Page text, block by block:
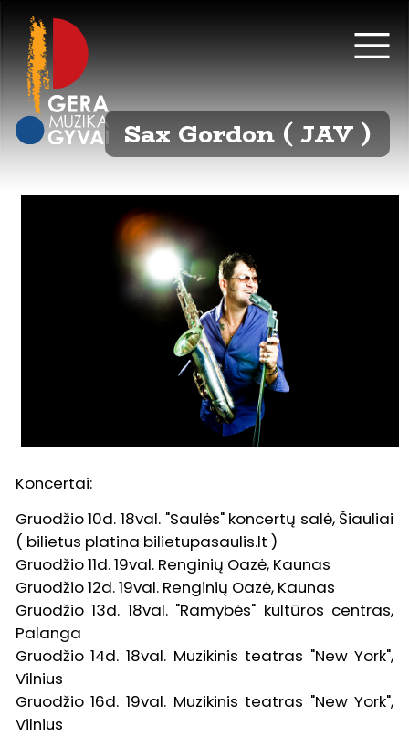
Sax Gordon ( JAV )
Koncertai:
Gruodžio 10d. 18val. "Saulės" koncertų salė, Šiauliai
( bilietus platina bilietupasaulis.lt )
Gruodžio 11d. 19val. Renginių Oazė, Kaunas
Gruodžio 12d. 19val. Renginių Oazė, Kaunas
Gruodžio 13d. 18val. "Ramybės" kultūros centras,
Palanga
Gruodžio 14d. 18val. Muzikinis teatras "New York",
Vilnius
Gruodžio 16d. 19val. Muzikinis teatras "New York",
Vilnius